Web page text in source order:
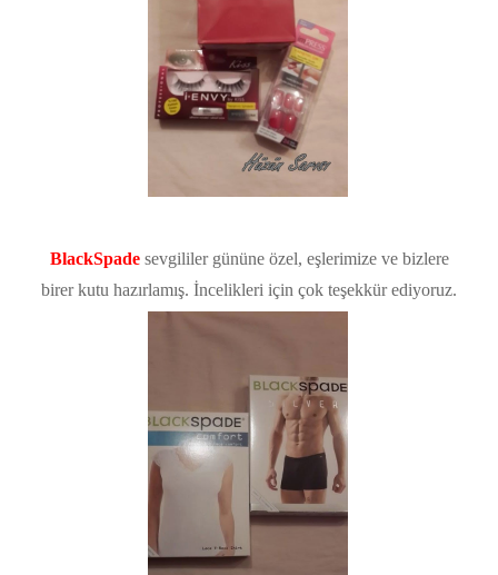
BlackSpadesevgililer gününe özel, eşlerimize ve bizlere
birer kutu hazırlamış. İncelikleri için çok teşekkür ediyoruz.